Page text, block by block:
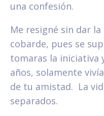
una confesión.
Me resigné sin dar
cobarde, pues se
tomaras la iniciativa
años, solamente
de tu amistad. La
separados.